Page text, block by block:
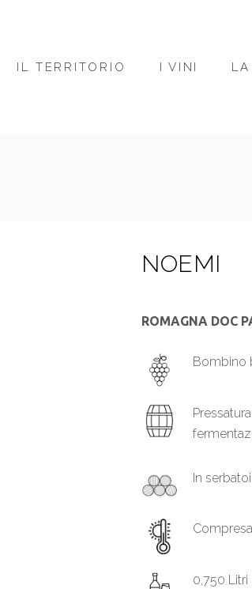
IL TERRITORIO I VINI
NOEMI
ROMAGNA DOC
Bombino
In
0,750 Litri